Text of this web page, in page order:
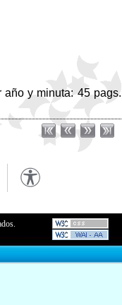
y minuta: 45 pags.